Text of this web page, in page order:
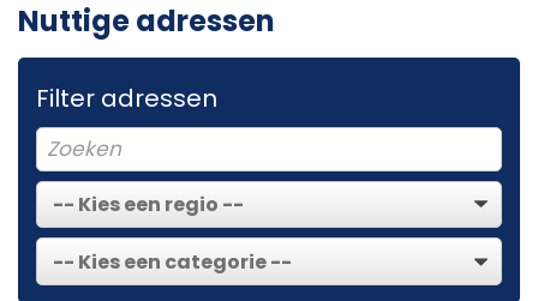
Nuttige adressen
Filter adressen